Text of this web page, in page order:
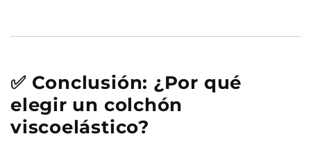
✅ Conclusión: ¿Por qué
elegir un colchón
viscoelástico?